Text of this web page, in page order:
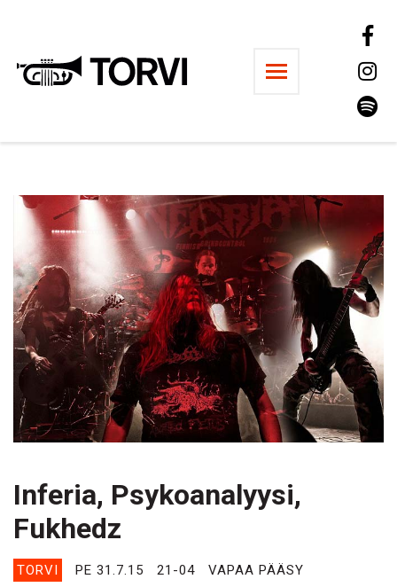
Ravintola Torvi
Inferia, Psykoanalyysi,
Fukhedz
TORVI PE 31.7.15 21-04 VAPAA PÄÄSY